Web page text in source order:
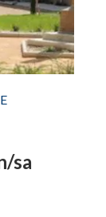
sa